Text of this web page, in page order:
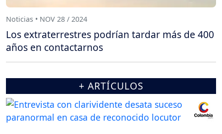
Noticias • NOV 28 / 2024
Los extraterrestres podrían tardar más de 400
años en contactarnos
+ ARTÍCULOS